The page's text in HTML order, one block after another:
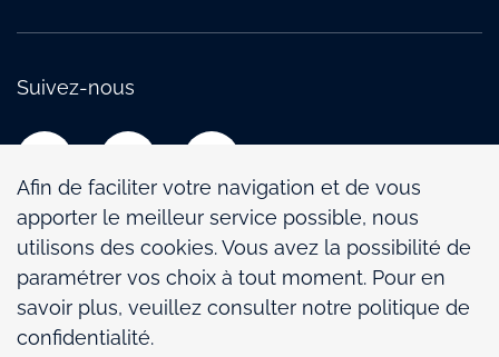
Suivez-nous
Politique de confidentialité
Mentions légales
Afin de faciliter votre navigation et de vous
apporter le meilleur service possible, nous
utilisons des cookies. Vous avez la possibilité de
paramétrer vos choix à tout moment. Pour en
savoir plus, veuillez consulter notre politique de
confidentialité.